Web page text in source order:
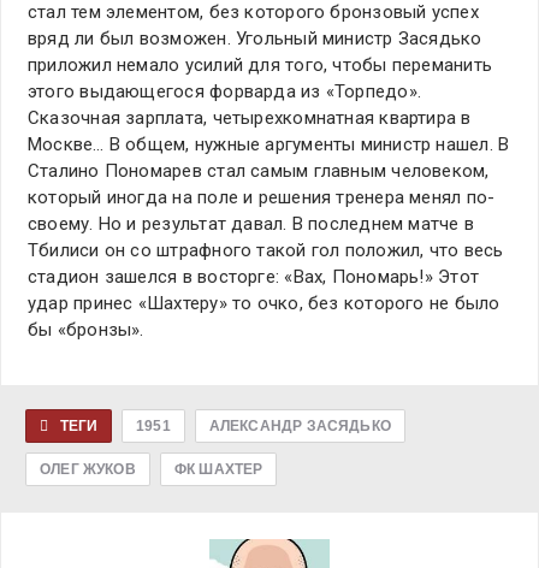
стал тем элементом, без которого бронзовый успех
вряд ли был возможен. Угольный министр Засядько
приложил немало усилий для того, чтобы переманить
этого выдающегося форварда из «Торпедо».
Сказочная зарплата, четырехкомнатная квартира в
Москве… В общем, нужные аргументы министр нашел. В
Сталино Пономарев стал самым главным человеком,
который иногда на поле и решения тренера менял по-
своему. Но и результат давал. В последнем матче в
Тбилиси он со штрафного такой гол положил, что весь
стадион зашелся в восторге: «Вах, Пономарь!» Этот
удар принес «Шахтеру» то очко, без которого не было
бы «бронзы».
ТЕГИ 1951 АЛЕКСАНДР ЗАСЯДЬКО
ОЛЕГ ЖУКОВ ФК ШАХТЕР